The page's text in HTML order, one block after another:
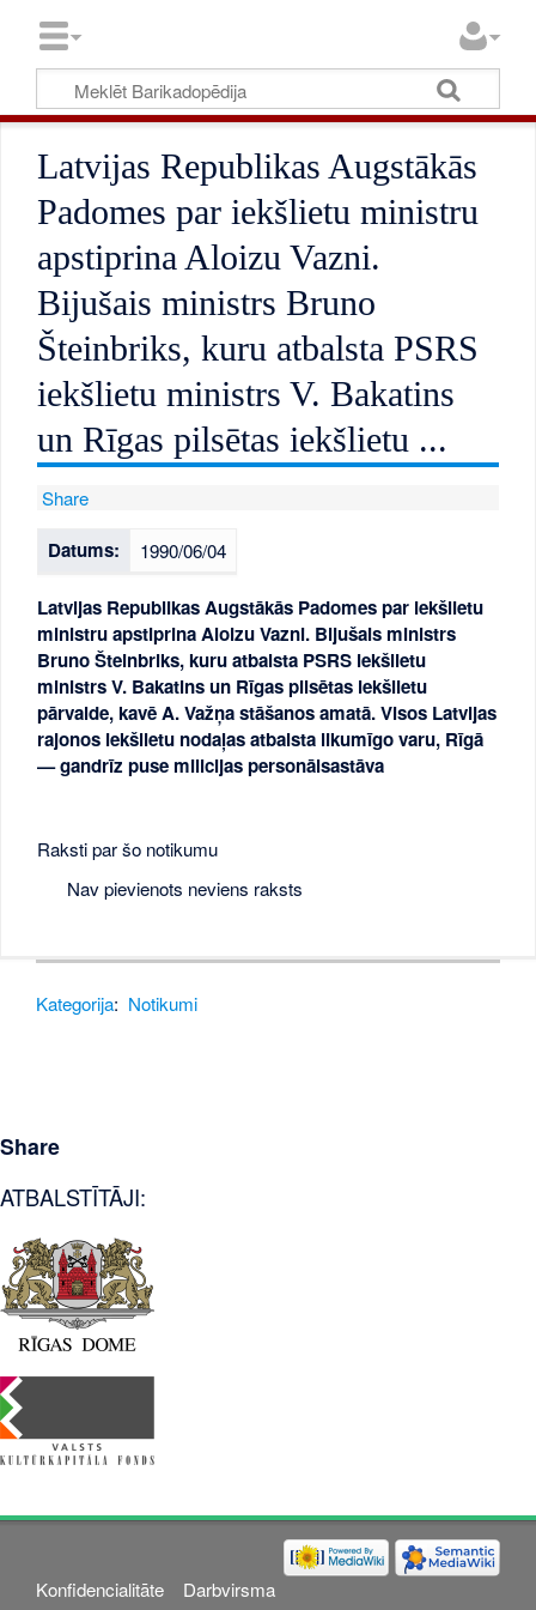
Latvijas Republikas Augstākās
Padomes par iekšlietu ministru
apstiprina Aloizu Vazni.
Bijušais ministrs Bruno
Šteinbriks, kuru atbalsta PSRS
iekšlietu ministrs V. Bakatins
un Rīgas pilsētas iekšlietu ...
Share
Datums: 1990/06/04
Latvijas Republikas Augstākās Padomes par iekšlietu
ministru apstiprina Aloizu Vazni. Bijušais ministrs
Bruno Šteinbriks, kuru atbalsta PSRS iekšlietu
ministrs V. Bakatins un Rīgas pilsētas iekšlietu
pārvalde, kavē A. Važņa stāšanos amatā. Visos Latvijas
rajonos iekšlietu nodaļas atbalsta likumīgo varu, Rīgā
— gandrīz puse milicijas personālsastāva
Raksti par šo notikumu
Nav pievienots neviens raksts
Kategorija: Notikumi
Share
ATBALSTĪTĀJI:
Konfidencialitāte Darbvirsma